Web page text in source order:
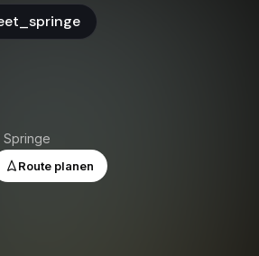
Springe
Route planen